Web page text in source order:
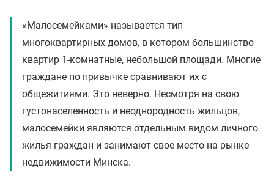
«Малосемейками» называется тип
многоквартирных домов, в котором большинство
квартир 1-комнатные, небольшой площади. Многие
граждане по привычке сравнивают их с
общежитиями. Это неверно. Несмотря на свою
густонаселенность и неоднородность жильцов,
малосемейки являются отдельным видом личного
жилья граждан и занимают свое место на рынке
недвижимости Минска.